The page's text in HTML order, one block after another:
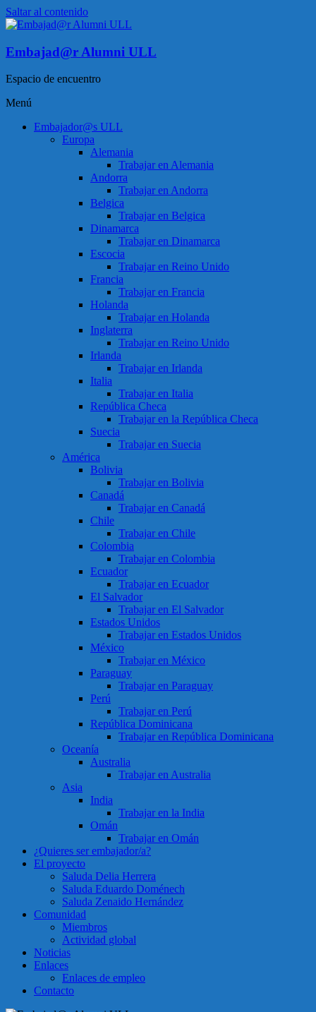
Saltar al contenido
Embajad@r Alumni ULL
Espacio de encuentro
Menú
Embajador@s ULL
Europa
Alemania
Trabajar en Alemania
Andorra
Trabajar en Andorra
Belgica
Trabajar en Belgica
Dinamarca
Trabajar en Dinamarca
Escocia
Trabajar en Reino Unido
Francia
Trabajar en Francia
Holanda
Trabajar en Holanda
Inglaterra
Trabajar en Reino Unido
Irlanda
Trabajar en Irlanda
Italia
Trabajar en Italia
República Checa
Trabajar en la República Checa
Suecia
Trabajar en Suecia
América
Bolivia
Trabajar en Bolivia
Canadá
Trabajar en Canadá
Chile
Trabajar en Chile
Colombia
Trabajar en Colombia
Ecuador
Trabajar en Ecuador
El Salvador
Trabajar en El Salvador
Estados Unidos
Trabajar en Estados Unidos
México
Trabajar en México
Paraguay
Trabajar en Paraguay
Perú
Trabajar en Perú
República Dominicana
Trabajar en República Dominicana
Oceanía
Australia
Trabajar en Australia
Asia
India
Trabajar en la India
Omán
Trabajar en Omán
¿Quieres ser embajador/a?
El proyecto
Saluda Delia Herrera
Saluda Eduardo Doménech
Saluda Zenaido Hernández
Comunidad
Miembros
Actividad global
Noticias
Enlaces
Enlaces de empleo
Contacto